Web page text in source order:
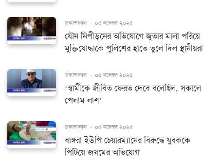
প্রকাশকাল - ০৫ নভেম্বর ২০২৫
যৌন নিপীড়নের অভিযোগে জুতার মালা পরিয়ে
মুক্তিযোদ্ধাকে পুলিশের হাতে তুলে দিল স্থানীয়রা
প্রকাশকাল - ০৫ নভেম্বর ২০২৫
‘স্বামীকে জীবিত ফেরত দেবে বলেছিল, সকালে
পেলাম লাশ’
প্রকাশকাল - ০৫ নভেম্বর ২০২৫
বাঙ্গরা ইউপি চেয়ারম্যানের বিরুদ্ধে যুবককে
পিটিয়ে জখমের অভিযোগ